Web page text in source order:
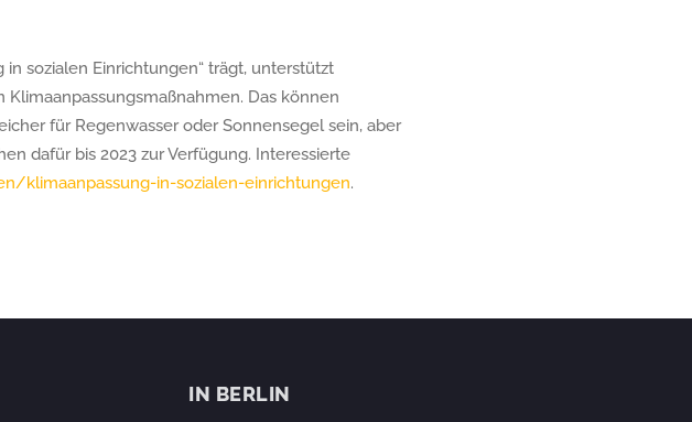
sozialen Einrichtungen“ trägt, unterstützt
Das können
für Regenwasser oder Sonnensegel sein, aber
dafür bis 2023 zur Verfügung. Interessierte
klimaanpassung-in-sozialen-einrichtungen.
IN BERLIN